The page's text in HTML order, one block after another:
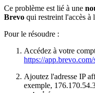
Ce problème est lié à une
Brevo qui restreint l'accès à
Pour le résoudre :
Accédez à votre
https://
Ajoutez l'adresse IP
exemple,